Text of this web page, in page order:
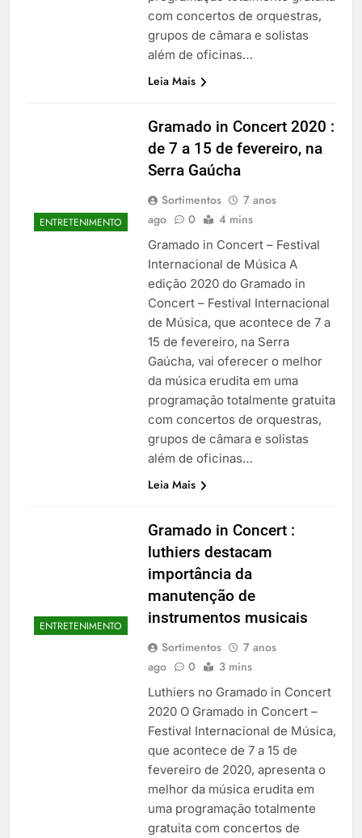
com concertos de orquestras,
grupos de câmara e solistas
além de oficinas…
Leia Mais
ENTRETENIMENTO
Gramado in Concert 2020 :
de 7 a 15 de fevereiro, na
Serra Gaúcha
Sortimentos
7 anos
ago
0 4 mins
Gramado in Concert – Festival
Internacional de Música A
edição 2020 do Gramado in
Concert – Festival Internacional
de Música, que acontece de 7 a
15 de fevereiro, na Serra
Gaúcha, vai oferecer o melhor
da música erudita em uma
programação totalmente gratuita
com concertos de orquestras,
grupos de câmara e solistas
além de oficinas…
Leia Mais
ENTRETENIMENTO
Gramado in Concert :
luthiers destacam
importância da
manutenção de
instrumentos musicais
Sortimentos
7 anos
ago
0 3 mins
Luthiers no Gramado in Concert
2020 O Gramado in Concert –
Festival Internacional de Música,
que acontece de 7 a 15 de
fevereiro de 2020, apresenta o
melhor da música erudita em
uma programação totalmente
gratuita com concertos de